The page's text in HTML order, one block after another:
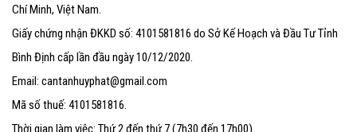
Chí Minh, Việt Nam.
Giấy chứng nhận ĐKKD số: 4101581816 do Sở Kế Hoạch và Đầu Tư Tỉnh
Bình Định cấp lần đầu ngày 10/12/2020.
Email: cantanhuyphat@gmail.com
Mã số thuế: 4101581816.
Thời gian làm việc: Thứ 2 đến thứ 7 (7h30 đến 17h00).